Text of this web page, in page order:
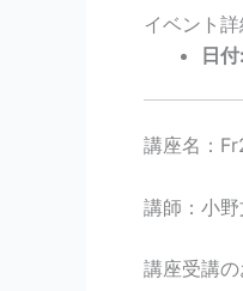
イベント詳
日付:
講座名：
講師：小野
講座受講